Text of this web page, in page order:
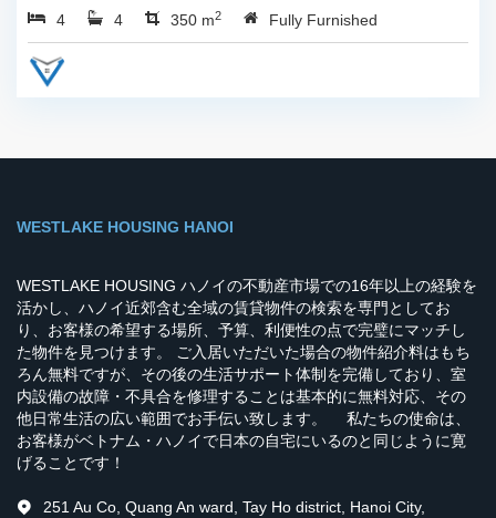
4 4 350 m2 Fully Furnished
WESTLAKE HOUSING HANOI
WESTLAKE HOUSING ハノイの不動産市場での16年以上の経験を
活かし、ハノイ近郊含む全域の賃貸物件の検索を専門としてお
り、お客様の希望する場所、予算、利便性の点で完璧にマッチし
た物件を見つけます。 ご入居いただいた場合の物件紹介料はもち
ろん無料ですが、その後の生活サポート体制を完備しており、室
内設備の故障・不具合を修理することは基本的に無料対応、その
他日常生活の広い範囲でお手伝い致します。 私たちの使命は、
お客様がベトナム・ハノイで日本の自宅にいるのと同じように寛
げることです！
251 Au Co, Quang An ward, Tay Ho district, Hanoi City,